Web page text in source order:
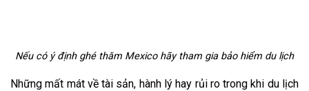
Nếu có ý định ghé thăm Mexico hãy tham gia bảo hiểm du lịch
Những mất mát về tài sản, hành lý hay rủi ro trong khi du lịch